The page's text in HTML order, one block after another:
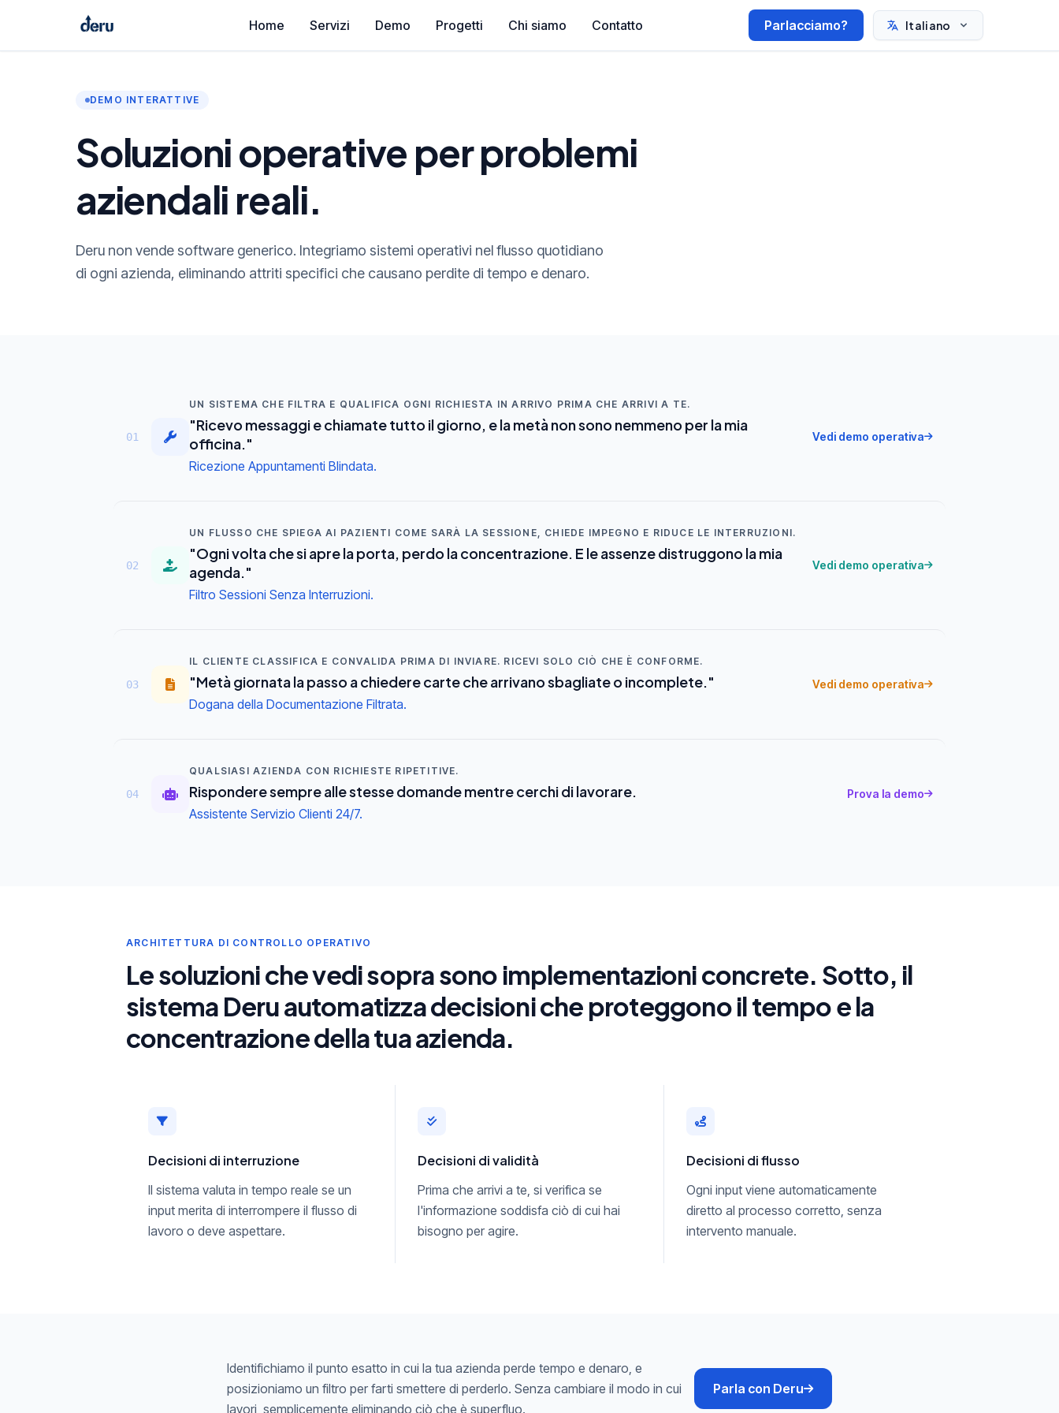
Home Servizi Demo Progetti Chi siamo Contatto Parlacciamo? Italiano
DEMO INTERATTIVE
Soluzioni operative per problemi
aziendali reali.
Deru non vende software generico. Integriamo sistemi operativi nel flusso quotidiano
di ogni azienda, eliminando attriti specifici che causano perdite di tempo e denaro.
01
UN SISTEMA CHE FILTRA E QUALIFICA OGNI RICHIESTA IN ARRIVO PRIMA CHE ARRIVI A TE.
"Ricevo messaggi e chiamate tutto il giorno, e la metà non sono nemmeno per la mia
officina."
Ricezione Appuntamenti Blindata.
Vedi demo operativa
02
UN FLUSSO CHE SPIEGA AI PAZIENTI COME SARÀ LA SESSIONE, CHIEDE IMPEGNO E RIDUCE LE INTERRUZIONI.
"Ogni volta che si apre la porta, perdo la concentrazione. E le assenze distruggono la mia
agenda."
Filtro Sessioni Senza Interruzioni.
Vedi demo operativa
03
IL CLIENTE CLASSIFICA E CONVALIDA PRIMA DI INVIARE. RICEVI SOLO CIÒ CHE È CONFORME.
"Metà giornata la passo a chiedere carte che arrivano sbagliate o incomplete."
Dogana della Documentazione Filtrata.
Vedi demo operativa
04
QUALSIASI AZIENDA CON RICHIESTE RIPETITIVE.
Rispondere sempre alle stesse domande mentre cerchi di lavorare.
Assistente Servizio Clienti 24/7.
Prova la demo
ARCHITETTURA DI CONTROLLO OPERATIVO
Le soluzioni che vedi sopra sono implementazioni concrete. Sotto, il
sistema Deru automatizza decisioni che proteggono il tempo e la
concentrazione della tua azienda.
Decisioni di interruzione
Il sistema valuta in tempo reale se un
input merita di interrompere il flusso di
lavoro o deve aspettare.
Decisioni di validità
Prima che arrivi a te, si verifica se
l'informazione soddisfa ciò di cui hai
bisogno per agire.
Decisioni di flusso
Ogni input viene automaticamente
diretto al processo corretto, senza
intervento manuale.
Identifichiamo il punto esatto in cui la tua azienda perde tempo e denaro, e
posizioniamo un filtro per farti smettere di perderlo. Senza cambiare il modo in cui
lavori, semplicemente eliminando ciò che è superfluo.
Parla con Deru